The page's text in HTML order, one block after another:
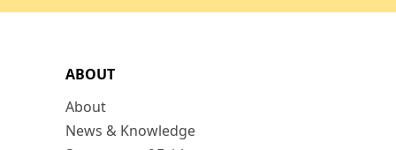
ABOUT
About
News & Knowledge